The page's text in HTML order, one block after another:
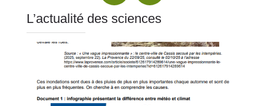
L’actualité des sciences